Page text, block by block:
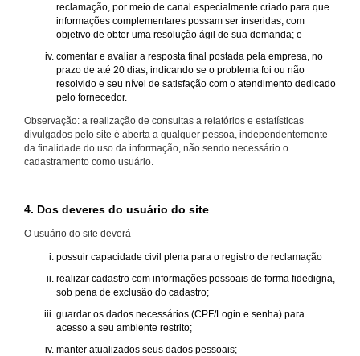
reclamação, por meio de canal especialmente criado para que
informações complementares possam ser inseridas, com
objetivo de obter uma resolução ágil de sua demanda; e
comentar e avaliar a resposta final postada pela empresa, no
prazo de até 20 dias, indicando se o problema foi ou não
resolvido e seu nível de satisfação com o atendimento dedicado
pelo fornecedor.
Observação: a realização de consultas a relatórios e estatísticas
divulgados pelo site é aberta a qualquer pessoa, independentemente
da finalidade do uso da informação, não sendo necessário o
cadastramento como usuário.
4. Dos deveres do usuário do site
O usuário do site deverá
possuir capacidade civil plena para o registro de reclamação
realizar cadastro com informações pessoais de forma fidedigna,
sob pena de exclusão do cadastro;
guardar os dados necessários (CPF/Login e senha) para
acesso a seu ambiente restrito;
manter atualizados seus dados pessoais;